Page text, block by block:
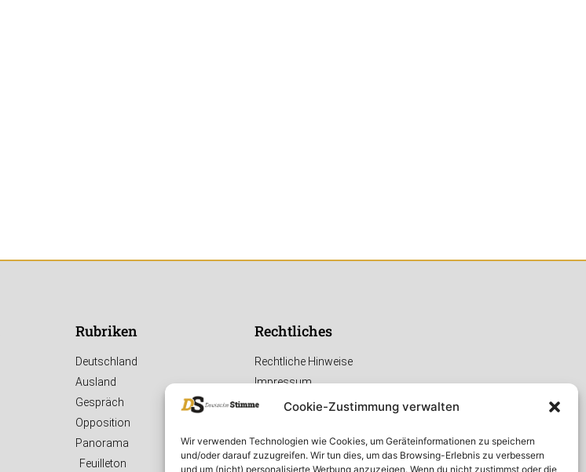
Cookie-Zustimmung verwalten
Wir verwenden Technologien wie Cookies, um Geräteinformationen zu speichern
und/oder darauf zuzugreifen. Wir tun dies, um das Browsing-Erlebnis zu verbessern
und um (nicht) personalisierte Werbung anzuzeigen. Wenn du nicht zustimmst oder die
Rubriken
Deutschland
Ausland
Gespräch
Opposition
Panorama
Feuilleton
Rechtliches
Rechtliche Hinweise
Impressum
Datenschutzerklärung